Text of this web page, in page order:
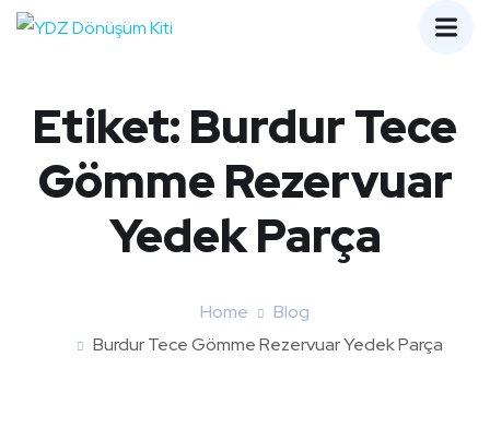
Etiket:Burdur Tece
Gömme Rezervuar
Yedek Parça
Home
Blog
Burdur Tece Gömme Rezervuar Yedek Parça